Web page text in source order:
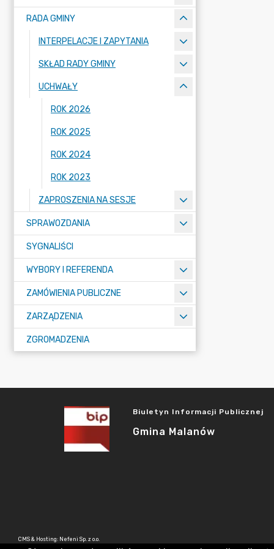
RADA GMINY
INTERPELACJE I ZAPYTANIA
SKŁAD RADY GMINY
UCHWAŁY
ROK 2026
ROK 2025
ROK 2024
ROK 2023
ZAPROSZENIA NA SESJE
SPRAWOZDANIA
SYGNALIŚCI
WYBORY I REFERENDA
ZAMÓWIENIA PUBLICZNE
ZARZĄDZENIA
ZGROMADZENIA
Biuletyn Informacji Publicznej
Gmina Malanów
CMS & Hosting: Nefeni Sp. z o.o.